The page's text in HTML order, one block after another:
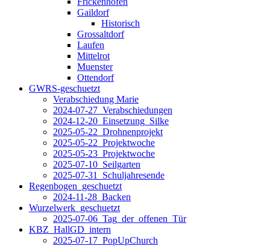
Gaildorf
Historisch
Grossaltdorf
Laufen
Mittelrot
Muenster
Ottendorf
GWRS-geschuetzt
Verabschiedung Marie
2024-07-27_Verabschiedungen
2024-12-20_Einsetzung_Silke
2025-05-22_Drohnenprojekt
2025-05-22_Projektwoche
2025-05-23_Projektwoche
2025-07-10_Seilgarten
2025-07-31_Schuljahresende
Regenbogen_geschuetzt
2024-11-28_Backen
Wurzelwerk_geschuetzt
2025-07-06_Tag_der_offenen_Tür
KBZ_HallGD_intern
2025-07-17_PopUpChurch